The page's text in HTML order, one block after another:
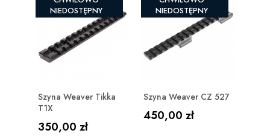
NIEDOSTĘPNY
Szyna Weaver Tikka
T1X
Cena
350,00 zł
NIEDOSTĘPNY
Szyna Weaver CZ 527
Cena
450,00 zł